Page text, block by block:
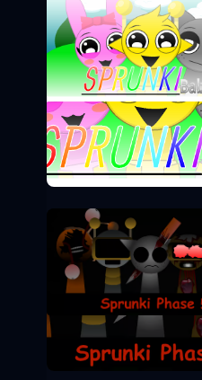
Sprunki Phase 0
Sprunki Phase 5